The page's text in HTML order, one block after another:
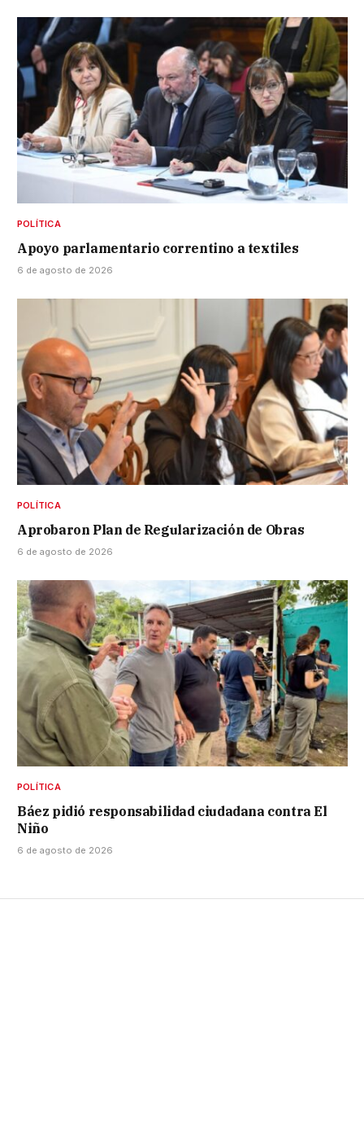
POLÍTICA
Apoyo parlamentario correntino a textiles
6 de agosto de 2026
POLÍTICA
Aprobaron Plan de Regularización de Obras
6 de agosto de 2026
POLÍTICA
Báez pidió responsabilidad ciudadana contra El
Niño
6 de agosto de 2026